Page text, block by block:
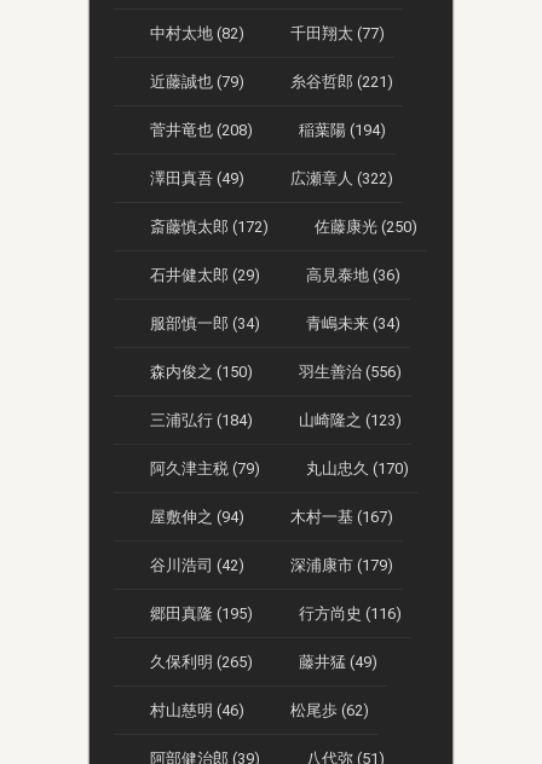
中村太地 (82) 千田翔太 (77)
近藤誠也 (79) 糸谷哲郎 (221)
菅井竜也 (208) 稲葉陽 (194)
澤田真吾 (49) 広瀬章人 (322)
斎藤慎太郎 (172) 佐藤康光 (250)
石井健太郎 (29) 高見泰地 (36)
服部慎一郎 (34) 青嶋未来 (34)
森内俊之 (150) 羽生善治 (556)
三浦弘行 (184) 山崎隆之 (123)
阿久津主税 (79) 丸山忠久 (170)
屋敷伸之 (94) 木村一基 (167)
谷川浩司 (42) 深浦康市 (179)
郷田真隆 (195) 行方尚史 (116)
久保利明 (265) 藤井猛 (49)
村山慈明 (46) 松尾歩 (62)
阿部健治郎 (39) 八代弥 (51)